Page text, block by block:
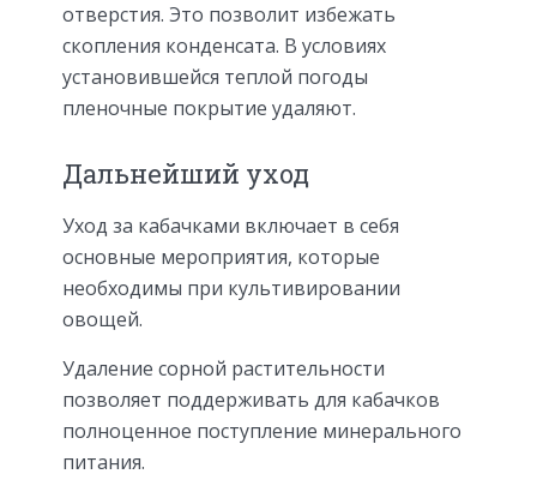
отверстия. Это позволит избежать
скопления конденсата. В условиях
установившейся теплой погоды
пленочные покрытие удаляют.
Дальнейший уход
Уход за кабачками включает в себя
основные мероприятия, которые
необходимы при культивировании
овощей.
Удаление сорной растительности
позволяет поддерживать для кабачков
полноценное поступление минерального
питания.